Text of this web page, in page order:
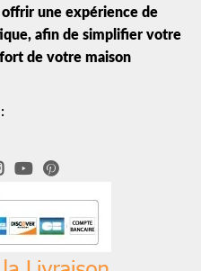
offrir une expérience de
afin de simplifier votre
de votre maison